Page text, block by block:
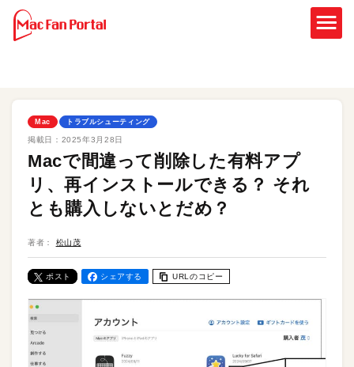
Mac トラブルシューティング
掲載日： 2025年3月28日
Macで間違って削除した有料アプ
リ、再インストールできる？ それ
とも購入しないとだめ？
著者： 松山茂
ポスト シェアする URLのコピー